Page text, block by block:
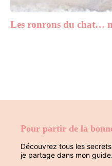
Les ronrons du chat…
Pour partir de la
Découvrez tous les
je partage dans mon guide.